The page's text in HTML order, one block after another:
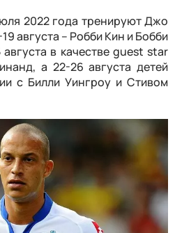
2022 года тренируют Джо
августа – Робби Кин и Бобби
в качестве guest star
а 22-26 августа детей
с Билли Уингроу и Стивом